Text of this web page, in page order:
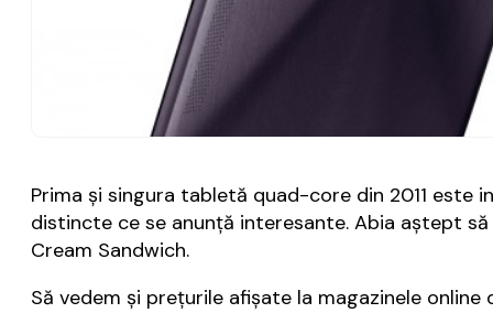
Prima și singura tabletă quad-core din 2011 este
distincte ce se anunță interesante. Abia aștept
Cream Sandwich.
Să vedem și prețurile afișate la magazinele